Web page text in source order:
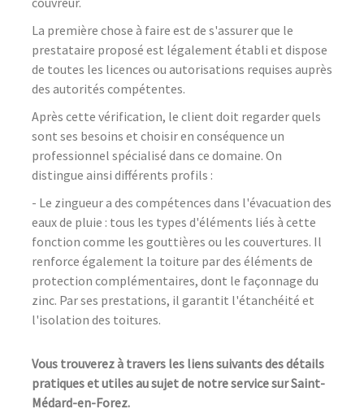
La première chose à faire est de s'assurer que le
prestataire proposé est légalement établi et dispose
de toutes les licences ou autorisations requises auprès
des autorités compétentes.
Après cette vérification, le client doit regarder quels
sont ses besoins et choisir en conséquence un
professionnel spécialisé dans ce domaine. On
distingue ainsi différents profils :
- Le zingueur a des compétences dans l'évacuation des
eaux de pluie : tous les types d'éléments liés à cette
fonction comme les gouttières ou les couvertures. Il
renforce également la toiture par des éléments de
protection complémentaires, dont le façonnage du
zinc. Par ses prestations, il garantit l'étanchéité et
l'isolation des toitures.
Vous trouverez à travers les liens suivants des détails
pratiques et utiles au sujet de notre service sur Saint-
Médard-en-Forez.